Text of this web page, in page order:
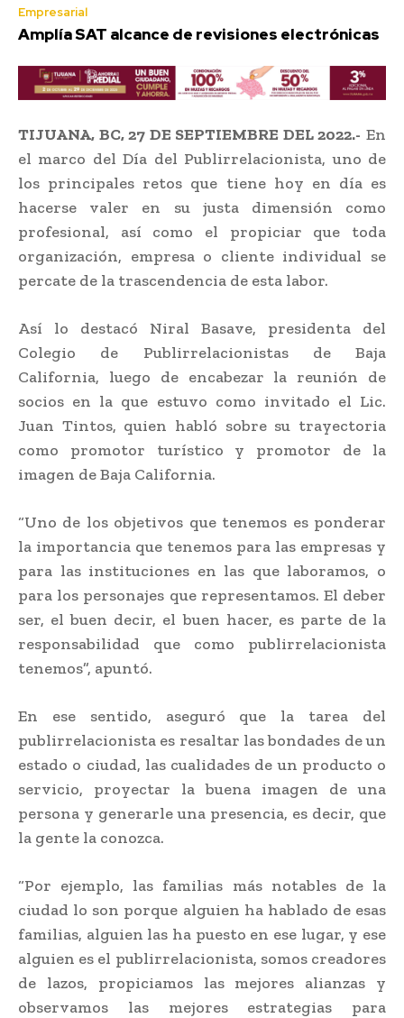
Empresarial
Amplía SAT alcance de revisiones electrónicas
TIJUANA, BC, 27 DE SEPTIEMBRE DEL 2022.- En
el marco del Día del Publirrelacionista, uno de
los principales retos que tiene hoy en día es
hacerse valer en su justa dimensión como
profesional, así como el propiciar que toda
organización, empresa o cliente individual se
percate de la trascendencia de esta labor.
Así lo destacó Niral Basave, presidenta del
Colegio de Publirrelacionistas de Baja
California, luego de encabezar la reunión de
socios en la que estuvo como invitado el Lic.
Juan Tintos, quien habló sobre su trayectoria
como promotor turístico y promotor de la
imagen de Baja California.
“Uno de los objetivos que tenemos es ponderar
la importancia que tenemos para las empresas y
para las instituciones en las que laboramos, o
para los personajes que representamos. El deber
ser, el buen decir, el buen hacer, es parte de la
responsabilidad que como publirrelacionista
tenemos”, apuntó.
En ese sentido, aseguró que la tarea del
publirrelacionista es resaltar las bondades de un
estado o ciudad, las cualidades de un producto o
servicio, proyectar la buena imagen de una
persona y generarle una presencia, es decir, que
la gente la conozca.
“Por ejemplo, las familias más notables de la
ciudad lo son porque alguien ha hablado de esas
familias, alguien las ha puesto en ese lugar, y ese
alguien es el publirrelacionista, somos creadores
de lazos, propiciamos las mejores alianzas y
observamos las mejores estrategias para